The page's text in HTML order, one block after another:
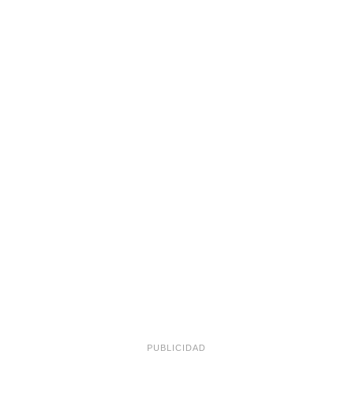
PUBLICIDAD